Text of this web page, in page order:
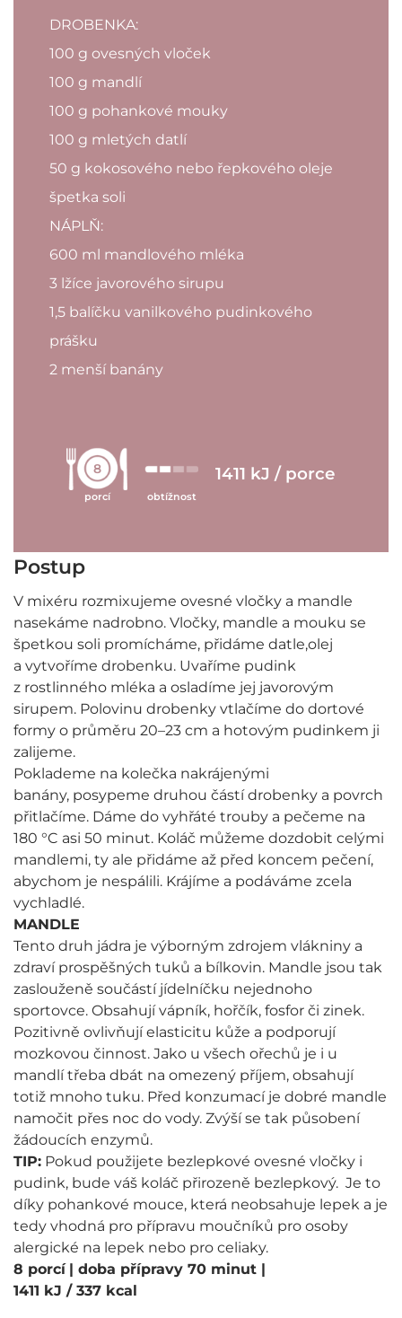
DROBENKA:
100 g ovesných vloček
100 g mandlí
100 g pohankové mouky
100 g mletých datlí
50 g kokosového nebo řepkového oleje
špetka soli
NÁPLŇ:
600 ml mandlového mléka
3 lžíce javorového sirupu
1,5 balíčku vanilkového pudinkového
prášku
2 menší banány
8
porcí obtížnost
1411 kJ / porce
Postup
V mixéru rozmixujeme ovesné vločky a mandle
nasekáme nadrobno. Vločky, mandle a mouku se
špetkou soli promícháme, přidáme datle,olej
a vytvoříme drobenku. Uvaříme pudink
z rostlinného mléka a osladíme jej javorovým
sirupem. Polovinu drobenky vtlačíme do dortové
formy o průměru 20–23 cm a hotovým pudinkem ji
zalijeme.
Poklademe na kolečka nakrájenými
banány, posypeme druhou částí drobenky a povrch
přitlačíme. Dáme do vyhřáté trouby a pečeme na
180 °C asi 50 minut. Koláč můžeme dozdobit celými
mandlemi, ty ale přidáme až před koncem pečení,
abychom je nespálili. Krájíme a podáváme zcela
vychladlé.
MANDLE
Tento druh jádra je výborným zdrojem vlákniny a
zdraví prospěšných tuků a bílkovin. Mandle jsou tak
zaslouženě součástí jídelníčku nejednoho
sportovce. Obsahují vápník, hořčík, fosfor či zinek.
Pozitivně ovlivňují elasticitu kůže a podporují
mozkovou činnost. Jako u všech ořechů je i u
mandlí třeba dbát na omezený příjem, obsahují
totiž mnoho tuku. Před konzumací je dobré mandle
namočit přes noc do vody. Zvýší se tak působení
žádoucích enzymů.
TIP: Pokud použijete bezlepkové ovesné vločky i
pudink, bude váš koláč přirozeně bezlepkový. Je to
díky pohankové mouce, která neobsahuje lepek a je
tedy vhodná pro přípravu moučníků pro osoby
alergické na lepek nebo pro celiaky.
8 porcí | doba přípravy 70 minut |
1411 kJ / 337 kcal